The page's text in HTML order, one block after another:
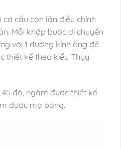
cơ cấu con lăn điều chỉnh
Mỗi khớp bước di chuyển
với 1 đường kính ống để
thiết kế theo kiểu Thụy
độ, ngàm được thiết kế
được mạ bóng.